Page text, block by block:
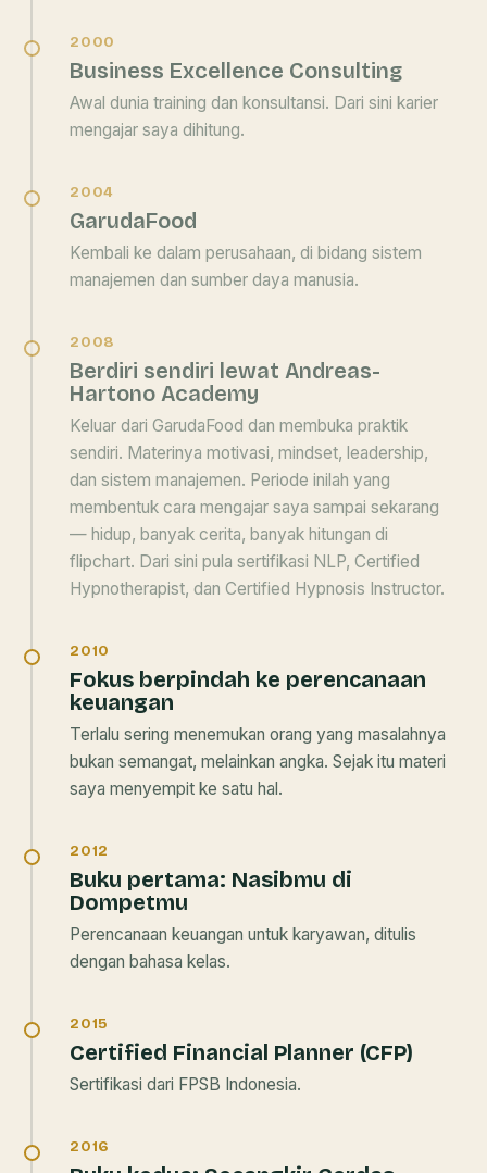
2000
Business Excellence Consulting
Awal dunia training dan konsultansi. Dari sini karier
mengajar saya dihitung.
2004
GarudaFood
Kembali ke dalam perusahaan, di bidang sistem
manajemen dan sumber daya manusia.
2008
Berdiri sendiri lewat Andreas-
Hartono Academy
Keluar dari GarudaFood dan membuka praktik
sendiri. Materinya motivasi, mindset, leadership,
dan sistem manajemen. Periode inilah yang
membentuk cara mengajar saya sampai sekarang
— hidup, banyak cerita, banyak hitungan di
flipchart. Dari sini pula sertifikasi NLP, Certified
Hypnotherapist, dan Certified Hypnosis Instructor.
2010
Fokus berpindah ke perencanaan
keuangan
Terlalu sering menemukan orang yang masalahnya
bukan semangat, melainkan angka. Sejak itu materi
saya menyempit ke satu hal.
2012
Buku pertama: Nasibmu di
Dompetmu
Perencanaan keuangan untuk karyawan, ditulis
dengan bahasa kelas.
2015
Certified Financial Planner (CFP)
Sertifikasi dari FPSB Indonesia.
2016